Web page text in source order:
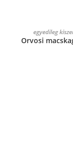
egyedileg
Orvosi